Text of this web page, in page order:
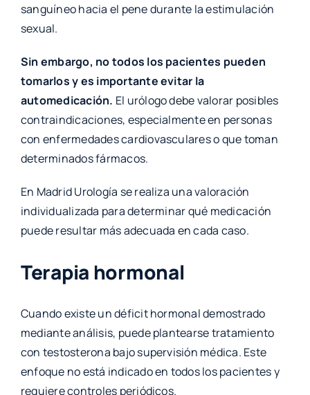
sanguíneo hacia el pene durante la estimulación
sexual.
Sin embargo, no todos los pacientes pueden
tomarlos y es importante evitar la
automedicación. El urólogo debe valorar posibles
contraindicaciones, especialmente en personas
con enfermedades cardiovasculares o que toman
determinados fármacos.
En Madrid Urología se realiza una valoración
individualizada para determinar qué medicación
puede resultar más adecuada en cada caso.
Terapia hormonal
Cuando existe un déficit hormonal demostrado
mediante análisis, puede plantearse tratamiento
con testosterona bajo supervisión médica. Este
enfoque no está indicado en todos los pacientes y
requiere controles periódicos.